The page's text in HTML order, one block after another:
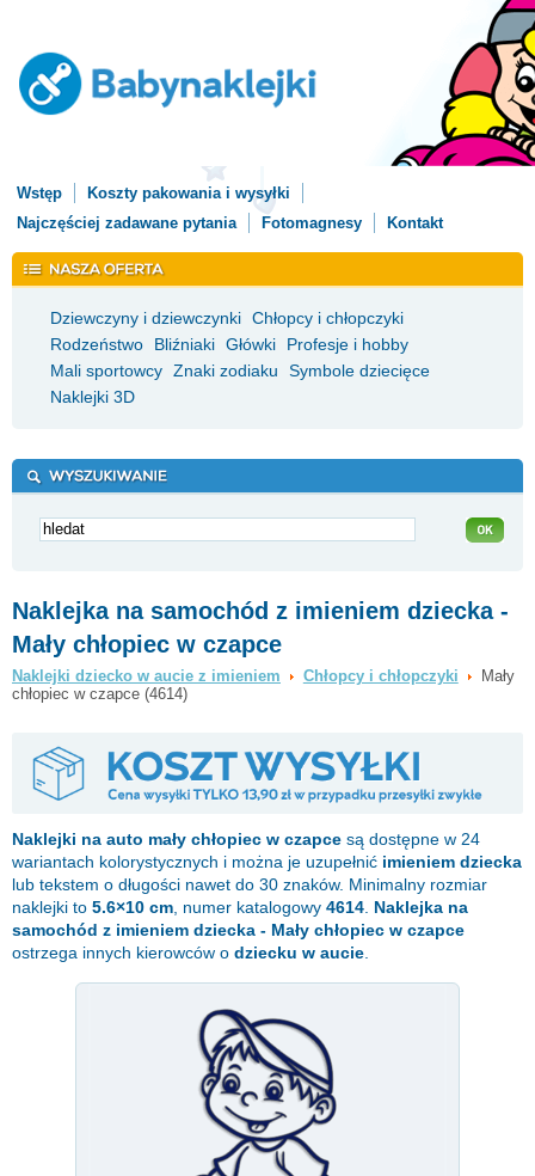
Wstęp
Koszty pakowania i wysyłki
Najczęściej zadawane pytania
Fotomagnesy Kontakt
Dziewczyny i dziewczynki Chłopcy i chłopczyki
Rodzeństwo
Bliźniaki Główki
Profesje i hobby
Mali sportowcy Znaki zodiaku
Symbole dziecięce
Naklejki 3D
Naklejka na samochód z imieniem dziecka -
Mały chłopiec w czapce
Naklejki dziecko w aucie z imieniem Chłopcy i chłopczyki
Mały
chłopiec w czapce (4614)
Naklejki na auto mały chłopiec w czapce są dostępne w 24
wariantach kolorystycznych i można je uzupełnić imieniem dziecka
lub tekstem o długości nawet do 30 znaków. Minimalny rozmiar
naklejki to 5.6×10 cm , numer katalogowy 4614 Naklejka na
samochód z imieniem dziecka - Mały chłopiec w czapce
ostrzega innych kierowców o dziecku w aucie